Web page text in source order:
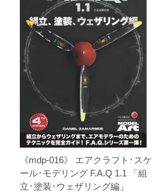
《mdp-016》 エアクラフト･スケ
ール･モデリング F.A.Q 1.1 「組
立･塗装･ウェザリング編」